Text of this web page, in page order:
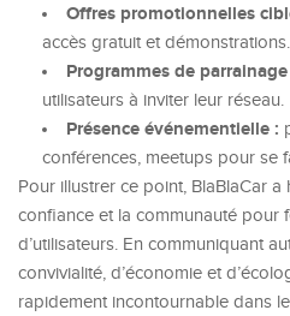
Offres promotionnelles
accès gratuit et démonstrations.
Programmes de parrainage
utilisateurs à inviter leur réseau.
Présence événementielle :
conférences, meetups pour se
Pour illustrer ce point, BlaBlaCar a
confiance et la communauté pour
d’utilisateurs. En communiquant
convivialité, d’économie et
rapidement incontournable dans